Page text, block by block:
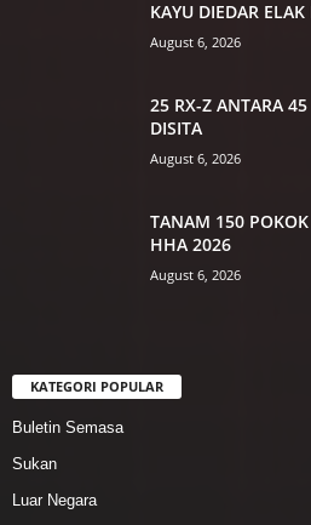
KAYU DIEDAR
August 6, 2026
25 RX-Z ANTARA
DISITA
August 6, 2026
TANAM 150
HHA 2026
August 6, 2026
KATEGORI POPULAR
Buletin Semasa
Sukan
Luar Negara